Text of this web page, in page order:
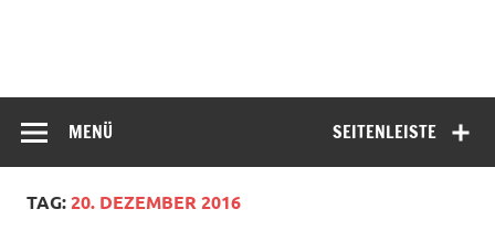
SEITENLEISTE
MENÜ
TAG:20. DEZEMBER 2016